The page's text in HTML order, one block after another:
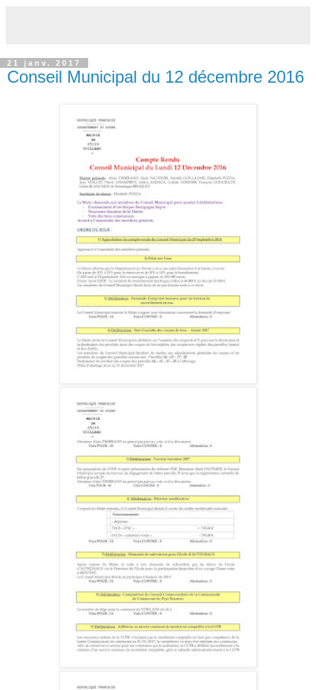
21 janv. 2017
Conseil Municipal du 12 décembre 2016